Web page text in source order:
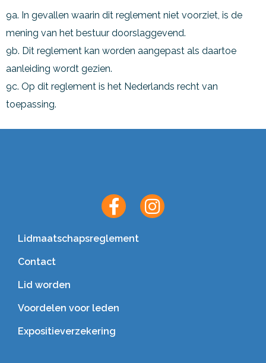
9a. In gevallen waarin dit reglement niet voorziet, is de
mening van het bestuur doorslaggevend.
9b. Dit reglement kan worden aangepast als daartoe
aanleiding wordt gezien.
9c. Op dit reglement is het Nederlands recht van
toepassing.
Lidmaatschapsreglement
Contact
Lid worden
Voordelen voor leden
Expositieverzekering